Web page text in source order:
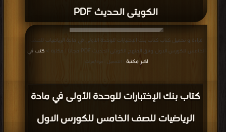
الكويتى الحديث PDF
كتاب بنك الإختبارات للوحدة الأولى في مادة
الرياضيات للصف الخامس للكورس الاول
قراءة و تحميل كتاب كتاب بنك الإختبارات للوحدة الأولى في مادة الرياضيات للصف
الخامس للكورس الاول وفق المنهج الكويتى الحديث PDF مجانا | مكتبة >
كتب في
اكبر مكتبة
| التحميل : مرة/مرات